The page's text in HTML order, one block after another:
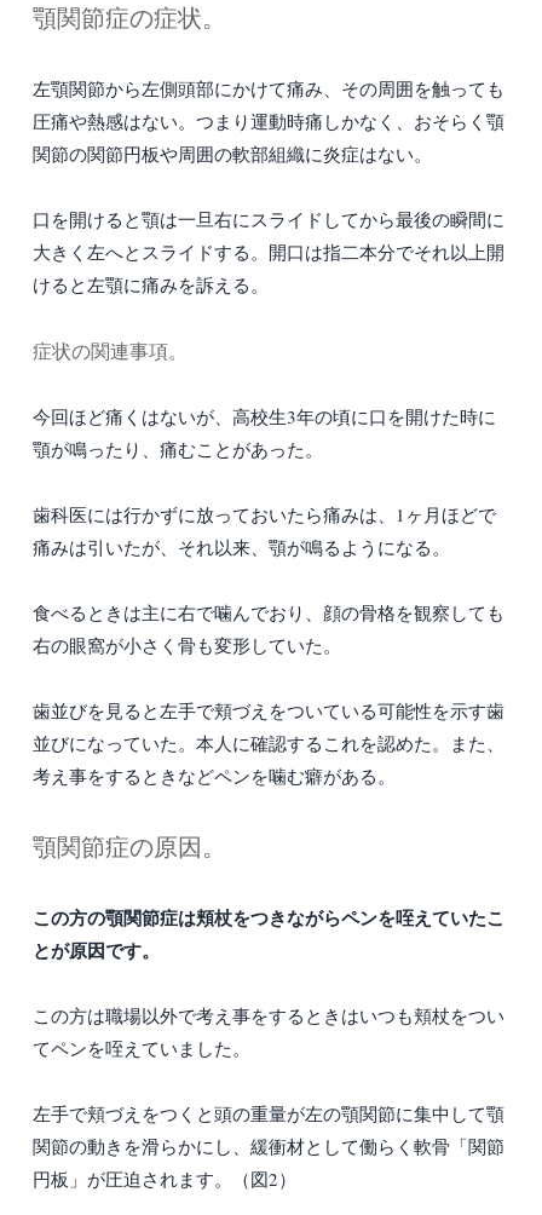
顎関節症の症状。
左顎関節から左側頭部にかけて痛み、その周囲を触っても
圧痛や熱感はない。つまり運動時痛しかなく、おそらく顎
関節の関節円板や周囲の軟部組織に炎症はない。
口を開けると顎は一旦右にスライドしてから最後の瞬間に
大きく左へとスライドする。開口は指二本分でそれ以上開
けると左顎に痛みを訴える。
症状の関連事項。
今回ほど痛くはないが、高校生3年の頃に口を開けた時に
顎が鳴ったり、痛むことがあった。
歯科医には行かずに放っておいたら痛みは、1ヶ月ほどで
痛みは引いたが、それ以来、顎が鳴るようになる。
食べるときは主に右で噛んでおり、顔の骨格を観察しても
右の眼窩が小さく骨も変形していた。
歯並びを見ると左手で頬づえをついている可能性を示す歯
並びになっていた。本人に確認するこれを認めた。また、
考え事をするときなどペンを噛む癖がある。
顎関節症の原因。
この方の顎関節症は頬杖をつきながらペンを咥えていたこ
とが原因です。
この方は職場以外で考え事をするときはいつも頬杖をつい
てペンを咥えていました。
左手で頬づえをつくと頭の重量が左の顎関節に集中して顎
関節の動きを滑らかにし、緩衝材として働らく軟骨「関節
円板」が圧迫されます。（図2）